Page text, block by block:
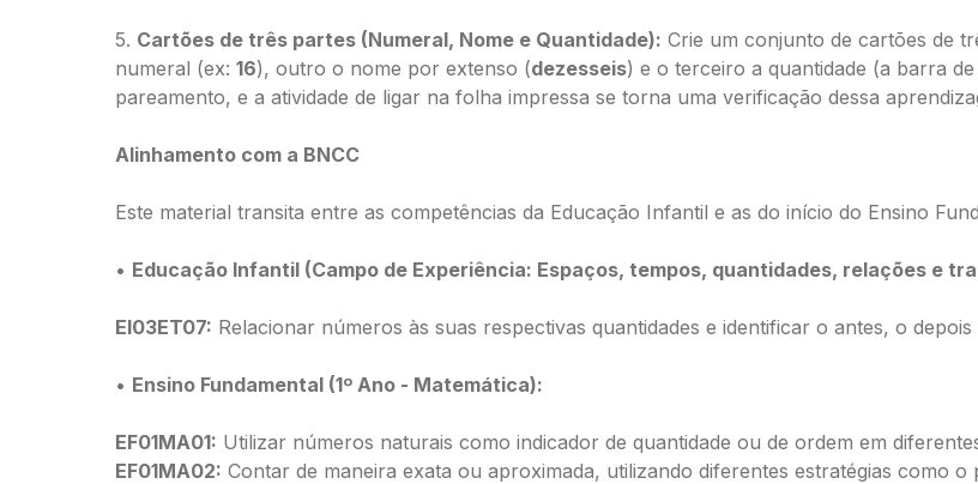
5. Cartões de três partes (Numeral, Nome e Quantidade): Crie um conjunto de cartões de
numeral (ex: 16), outro o nome por extenso (dezesseis) e o terceiro a quantidade (a barra
pareamento, e a atividade de ligar na folha impressa se torna uma verificação dessa
Alinhamento com a BNCC
Este material transita entre as competências da Educação Infantil e as do início do Ensino
• Educação Infantil (Campo de Experiência: Espaços, tempos, quantidades, relações e
EI03ET07: Relacionar números às suas respectivas quantidades e identificar o antes, o
• Ensino Fundamental (1º Ano - Matemática):
EF01MA01: Utilizar números naturais como indicador de quantidade ou de ordem em
EF01MA02: Contar de maneira exata ou aproximada, utilizando diferentes estratégias como